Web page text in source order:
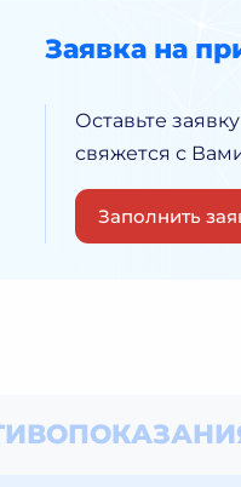
Заявка на
Оставьте
свяжется с
Заполнить